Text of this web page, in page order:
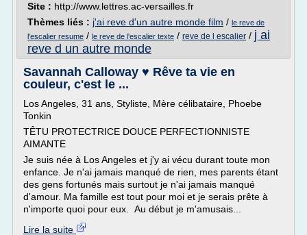
Site : http://www.lettres.ac-versailles.fr
Thèmes liés : j'ai reve d'un autre monde film / le reve de
l'escalier resume / le reve de l'escalier texte / reve de l escalier / j ai
reve d un autre monde
Savannah Calloway ♥ Rêve ta vie en
couleur, c'est le ...
Los Angeles, 31 ans, Styliste, Mère célibataire, Phoebe
Tonkin
TÊTU PROTECTRICE DOUCE PERFECTIONNISTE
AIMANTE
Je suis née à Los Angeles et j'y ai vécu durant toute mon
enfance. Je n'ai jamais manqué de rien, mes parents étant
des gens fortunés mais surtout je n'ai jamais manqué
d'amour. Ma famille est tout pour moi et je serais prête à
n'importe quoi pour eux. Au début je m'amusais...
Lire la suite